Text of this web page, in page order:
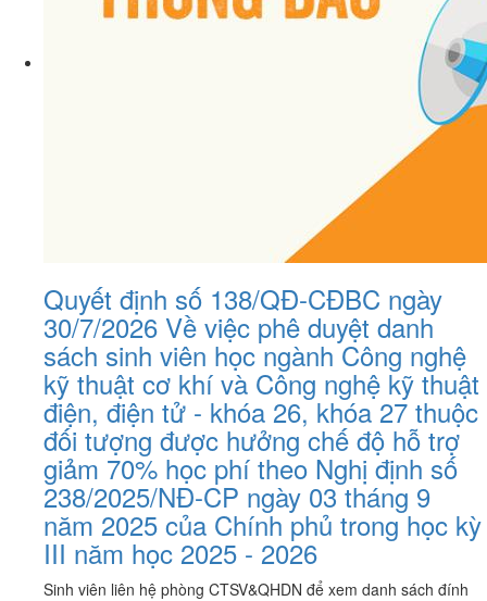
Quyết định số 138/QĐ-CĐBC ngày
30/7/2026 Về việc phê duyệt danh
sách sinh viên học ngành Công nghệ
kỹ thuật cơ khí và Công nghệ kỹ thuật
điện, điện tử - khóa 26, khóa 27 thuộc
đối tượng được hưởng chế độ hỗ trợ
giảm 70% học phí theo Nghị định số
238/2025/NĐ-CP ngày 03 tháng 9
năm 2025 của Chính phủ trong học kỳ
III năm học 2025 - 2026
Sinh viên liên hệ phòng CTSV&QHDN để xem danh sách đính